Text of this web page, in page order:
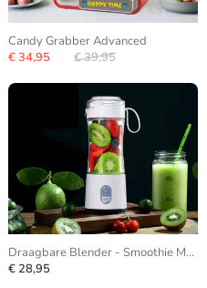
Candy Grabber Advanced
€ 34,95
€ 39,95
Draagbare Blender - Smoothie Maker
€ 28,95